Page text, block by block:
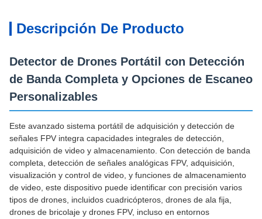
Descripción De Producto
Detector de Drones Portátil con Detección
de Banda Completa y Opciones de Escaneo
Personalizables
Este avanzado sistema portátil de adquisición y detección de
señales FPV integra capacidades integrales de detección,
adquisición de video y almacenamiento. Con detección de banda
completa, detección de señales analógicas FPV, adquisición,
visualización y control de video, y funciones de almacenamiento
de video, este dispositivo puede identificar con precisión varios
tipos de drones, incluidos cuadricópteros, drones de ala fija,
drones de bricolaje y drones FPV, incluso en entornos